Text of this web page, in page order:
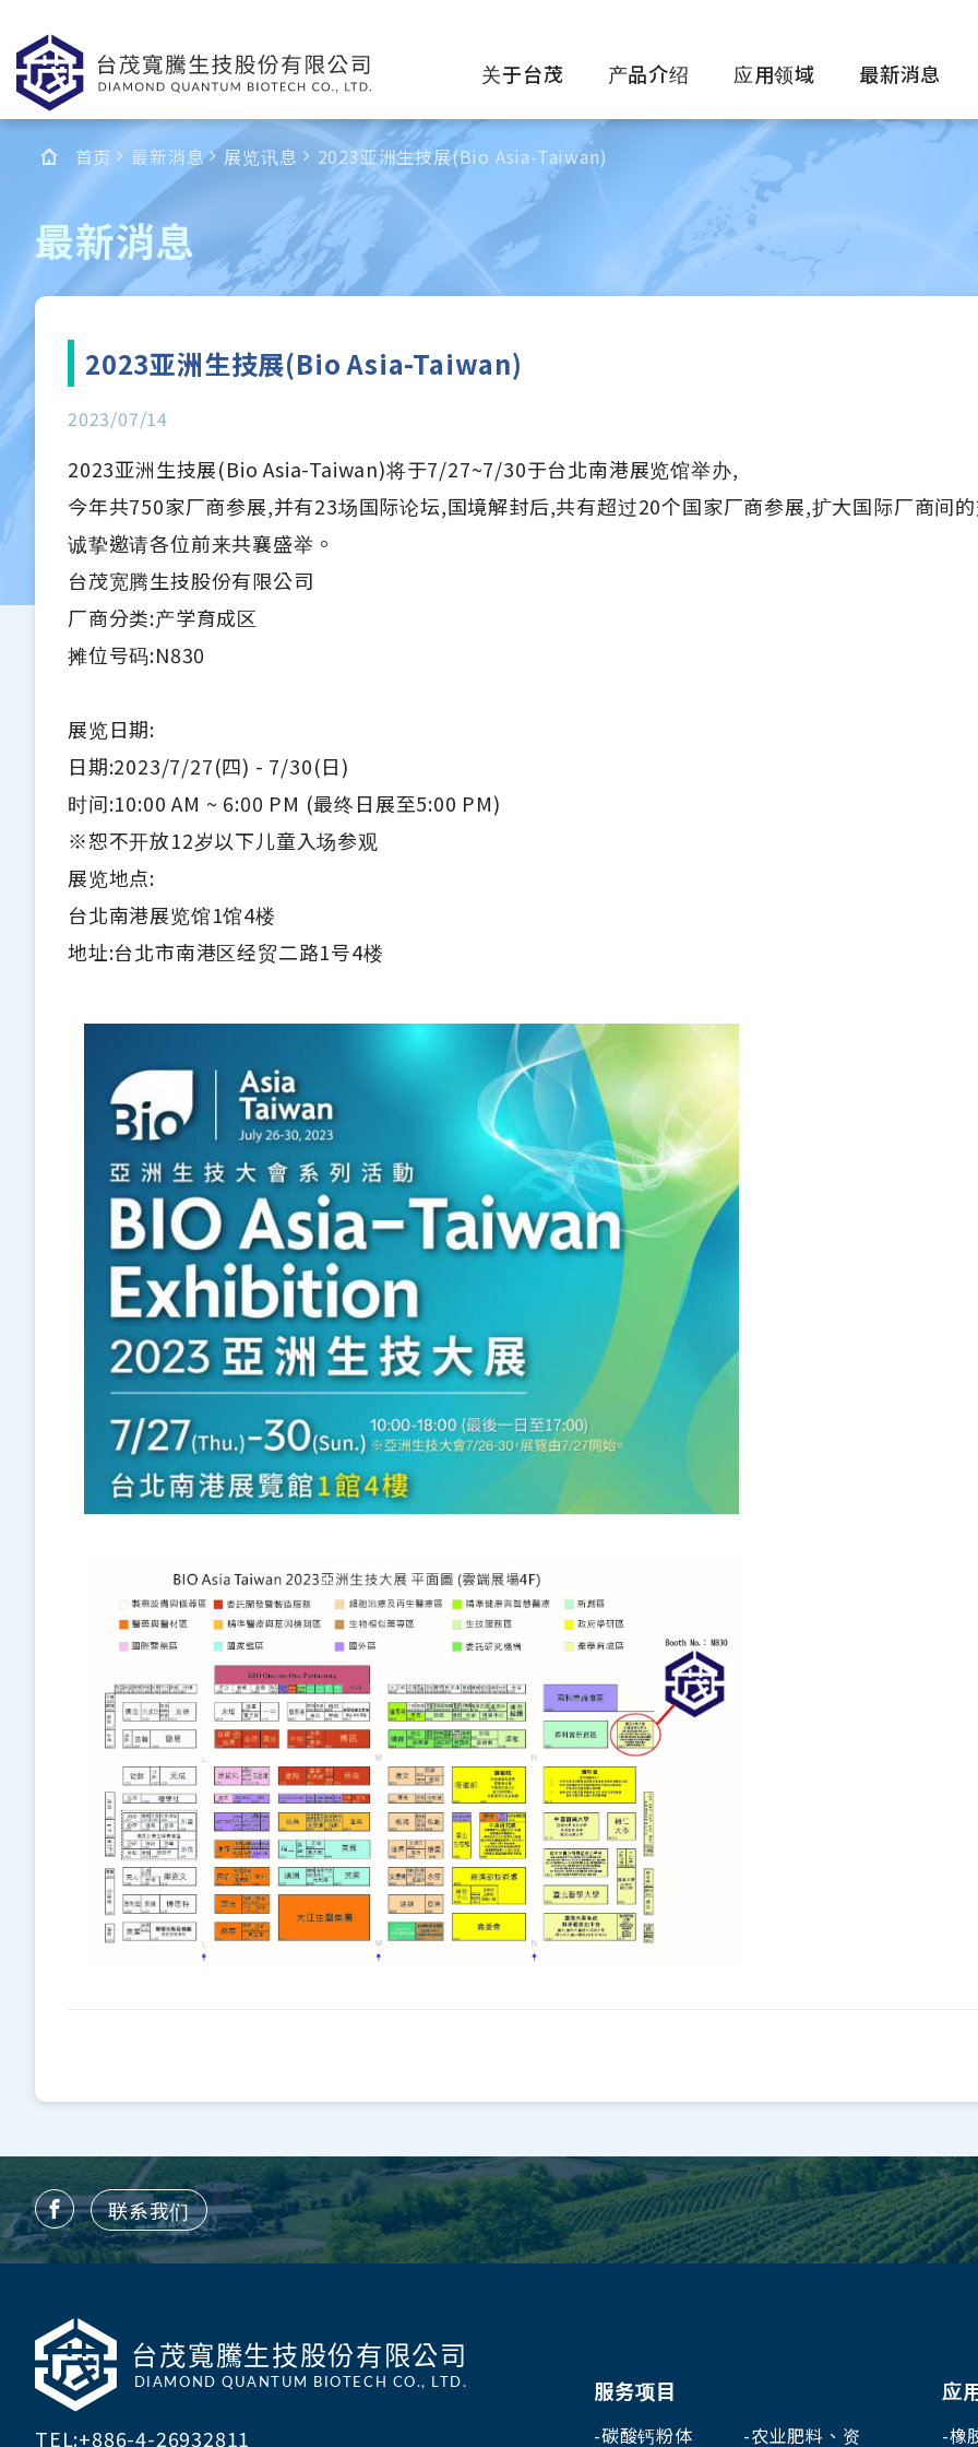
关于台茂 产品介绍 应用领域 最新消息
首页 最新消息 展览讯息 2023亚洲生技展(Bio Asia-Taiwan)
最新消息
2023亚洲生技展(Bio Asia-Taiwan)
2023/07/14
2023亚洲生技展(Bio Asia-Taiwan)将于7/27~7/30于台北南港展览馆举办,
今年共750家厂商参展,并有23场国际论坛,国境解封后,共有超过20个国家厂商参展,扩大国际厂商间
诚挚邀请各位前来共襄盛举。
台茂宽腾生技股份有限公司
厂商分类:产学育成区
摊位号码:N830
展览日期:
日期:2023/7/27(四) - 7/30(日)
时间:10:00 AM ~ 6:00 PM (最终日展至5:00 PM)
※恕不开放12岁以下儿童入场参观
展览地点:
台北南港展览馆1馆4楼
地址:台北市南港区经贸二路1号4楼
联系我们
TEL:+886-4-26932811
服务项目
碳酸钙粉体 农业肥料、资
应
橡